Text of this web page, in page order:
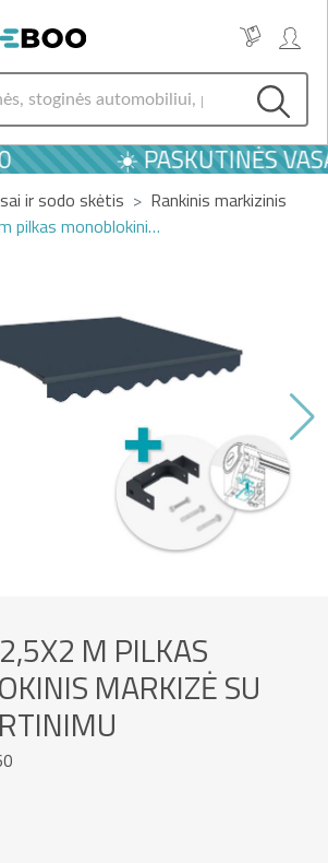
☀️ PASKUTINĖS
ir sodo skėtis
Rankinis markizinis
pilkas monoblokini…
M PILKAS
MARKIZĖ SU